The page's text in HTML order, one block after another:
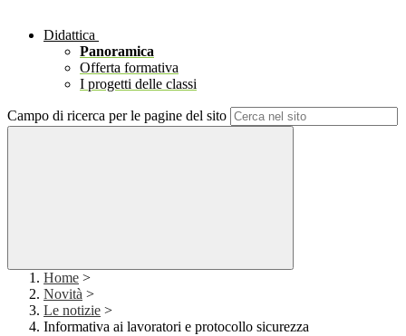
Didattica
Panoramica
Offerta formativa
I progetti delle classi
Campo di ricerca per le pagine del sito
Home >
Novità >
Le notizie >
Informativa ai lavoratori e protocollo sicurezza